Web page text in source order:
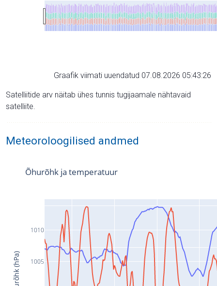
Graafik viimati uuendatud 07.08.2026 05:43:26
Satelliitide arv näitab ühes tunnis tugijaamale nähtavaid
satelliite.
Meteoroloogilised andmed
1005
1010
Õhurõhk ja temperatuur
Õhurõhk (hPa)